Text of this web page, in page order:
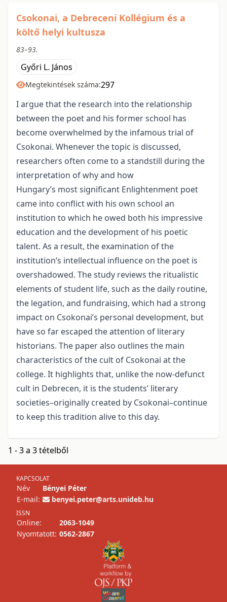
Csokonai, a Debreceni Kollégium és a
költő helyi kultusza
83–93.
Győri L. János
Megtekintések száma:297
I argue that the research into the relationship
between the poet and his former school has
become overwhelmed by the infamous trial of
Csokonai. Whenever the topic is discussed,
researchers often come to a standstill during the
interpretation of why and how
Hungary’s most significant Enlightenment poet
came into conflict with his own school an
institution to which he owed both his impressive
education and the development of his poetic
talent. As a result, the examination of the
institution’s intellectual influence on the poet is
overshadowed. The study reviews the ritualistic
elements of student life, such as the daily routine,
the legation, and fundraising, which had a strong
impact on Csokonai’s personal development, but
have so far escaped the attention of literary
historians. The paper also outlines the main
characteristics of the cult of Csokonai at the
college. It highlights that, unlike the now-defunct
cult in Debrecen, it is the students’ literary
societies–originally created by Csokonai–continue
to keep this tradition alive to this day.
1 - 3 a 3 tételből
KAPCSOLAT
Név
Bényei Péter
E-mail:
benyei.peter@arts.unideb.hu
ISSN
Online:
2063-1049
Nyomtatott: 0562-2867